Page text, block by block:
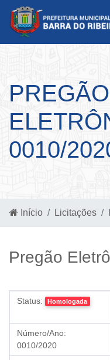
PREGÃO
0010/
Início Licitações
Pregão
Status: Homologada
Número/Ano:
0010/2020